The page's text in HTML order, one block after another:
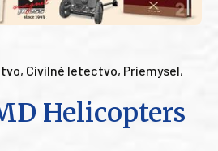
, Civilné letectvo, Priemysel,
Helicopters